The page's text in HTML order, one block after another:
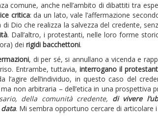
comune, anche nell’ambito di dibattiti tra
critica: da un lato, vale l’affermazione
di Dio che realizza la salvezza del credente,
. Dall’altro, i protestanti, nelle loro forme
dei rigidi bacchettoni.
, di per sé, si annullano a vicenda e
Entrambe, tuttavia, interrogano il
l’agire dell’individuo, in questo caso del
non arbitraria – dell’etica in una prospettiva
della comunità credente, di vivere
. Mi sembra opportuno cercare di articolare